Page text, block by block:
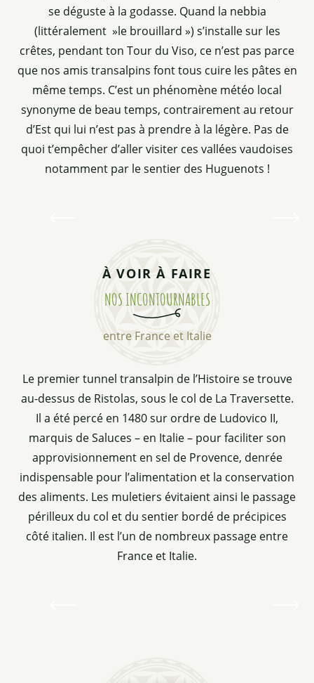
se déguste à la godasse. Quand la nebbia
(littéralement »le brouillard ») s’installe sur les
crêtes, pendant ton Tour du Viso, ce n’est pas parce
que nos amis transalpins font tous cuire les pâtes en
même temps. C’est un phénomène météo local
synonyme de beau temps, contrairement au retour
d’Est qui lui n’est pas à prendre à la légère. Pas de
quoi t’empêcher d’aller visiter ces vallées vaudoises
notamment par le sentier des Huguenots !
Tour du Viso
Tu as aimé le GR58, le Tour du Queyras ? Tu vas
adooorer le Tour du mont Viso et ses multiples
variantes. Cet immense phare qui culmine à 3
841 m surplombe tous ses proches...
À VOIR À FAIRE
NOS INCONTOURNABLES
entre France et Italie
Le premier tunnel transalpin de l’Histoire se trouve
au-dessus de Ristolas, sous le col de La Traversette.
Il a été percé en 1480 sur ordre de Ludovico II,
marquis de Saluces – en Italie – pour faciliter son
approvisionnement en sel de Provence, denrée
indispensable pour l’alimentation et la conservation
des aliments. Les muletiers évitaient ainsi le passage
périlleux du col et du sentier bordé de précipices
côté italien. Il est l’un de nombreux passage entre
France et Italie.
Tunnel de la Traversette